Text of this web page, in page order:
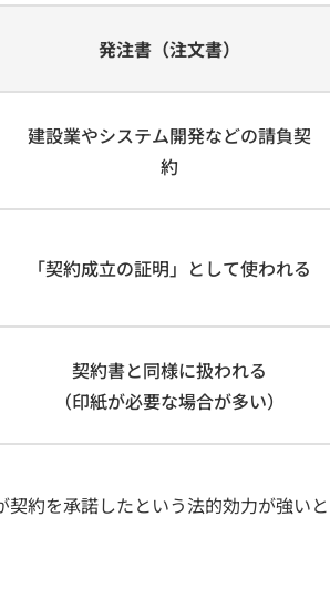
発注書（注文書）
建設業やシステム開発などの請負契
約
「契約成立の証明」として使われる
契約書と同様に扱われる
（印紙が必要な場合が多い）
約を承諾したという法的効力が強いと